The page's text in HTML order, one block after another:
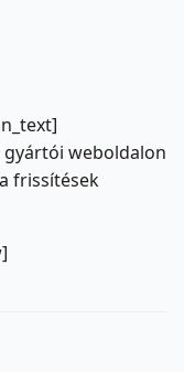
gyártói weboldalon
frissítések